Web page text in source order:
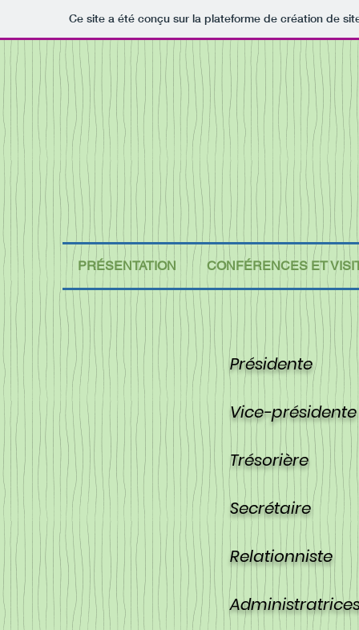
Ce site a été conçu sur la plateforme de création de
PRÉSENTATION CONFÉRENCES ET
Vice-